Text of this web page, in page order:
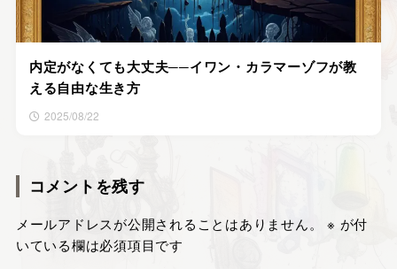
内定がなくても大丈夫──イワン・カラマーゾフが教
える自由な生き方
2025/08/22
コメントを残す
メールアドレスが公開されることはありません。 ※ が付
いている欄は必須項目です